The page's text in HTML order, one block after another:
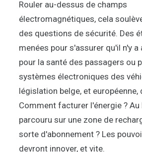
Rouler au-dessus de champs
électromagnétiques, cela
des questions de sécurité. Des
menées pour s'assurer qu'il n'y a
pour la santé des passagers ou
systèmes électroniques des
législation belge, et européenne,
Comment facturer l'énergie ?
parcouru sur une zone de
sorte d'abonnement ? Les
devront innover, et vite.